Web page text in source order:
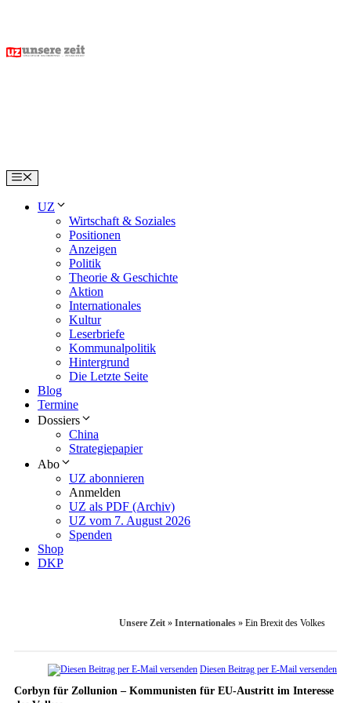
content
Menu
UZ
Wirtschaft & Soziales
Positionen
Anzeigen
Politik
Theorie & Geschichte
Aktion
Internationales
Kultur
Leserbriefe
Kommunalpolitik
Hintergrund
Die Letzte Seite
Blog
Termine
Dossiers
China
Strategiepapier
Abo
UZ abonnieren
Anmelden
UZ als PDF (Archiv)
UZ vom 7. August 2026
Spenden
Shop
DKP
Unsere Zeit » Internationales » Ein Brexit des Volkes
Diesen Beitrag per E-Mail versenden
Corbyn für Zollunion – Kommunisten für EU-Austritt im Interesse